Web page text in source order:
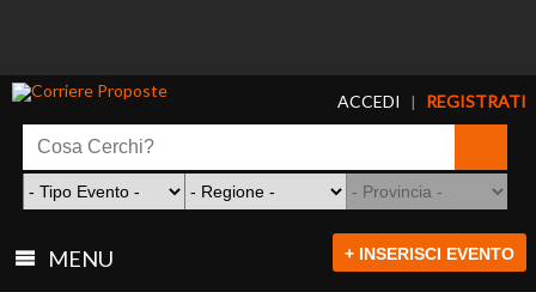
ACCEDI | REGISTRATI
MENU + INSERISCI EVENTO